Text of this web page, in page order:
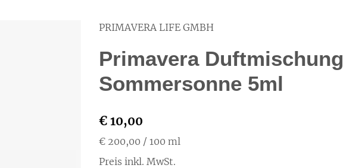
PRIMAVERA LIFE GMBH
Primavera Duftmischung
Sommersonne 5ml
€ 10,00
€ 200,00 / 100 ml
Preis inkl. MwSt.